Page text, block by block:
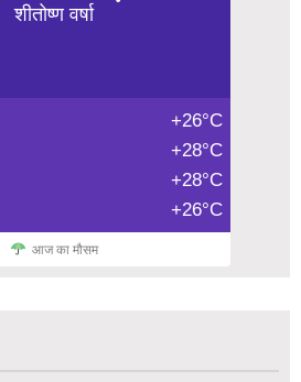
शीतोष्ण वर्षा
+26°C
+28°C
+28°C
+26°C
आज का मौसम